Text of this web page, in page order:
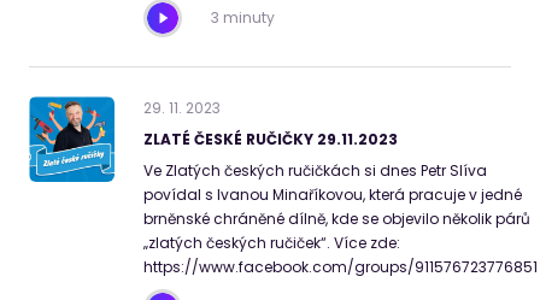
3 minuty
29. 11. 2023
ZLATÉ ČESKÉ RUČIČKY 29.11.2023
Ve Zlatých českých ručičkách si dnes Petr Slíva
povídal s Ivanou Minaříkovou, která pracuje v jedné
brněnské chráněné dílně, kde se objevilo několik párů
„zlatých českých ručiček“. Více zde:
https://www.facebook.com/groups/911576723776851